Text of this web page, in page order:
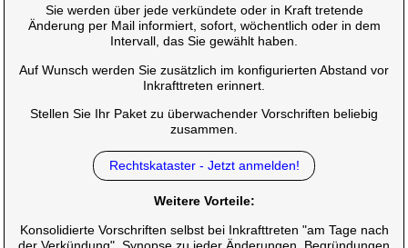
Sie werden über jede verkündete oder in Kraft tretende
Änderung per Mail informiert, sofort, wöchentlich oder in dem
Intervall, das Sie gewählt haben.
Auf Wunsch werden Sie zusätzlich im konfigurierten Abstand vor
Inkrafttreten erinnert.
Stellen Sie Ihr Paket zu überwachender Vorschriften beliebig
zusammen.
Rechtskataster - Jetzt anmelden!
Weitere Vorteile:
Konsolidierte Vorschriften selbst bei Inkrafttreten "am Tage nach
der Verkündung", Synopse zu jeder Änderungen, Begründungen